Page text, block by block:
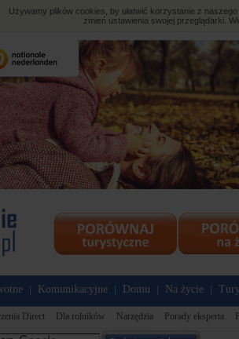
Używamy plików cookies, by ułatwić korzystanie z
zmień ustawienia swojej przeglądarki.
Komunikacyjne Domu Na życie
Direct Dla rolników Narzędzia Porady eksperta